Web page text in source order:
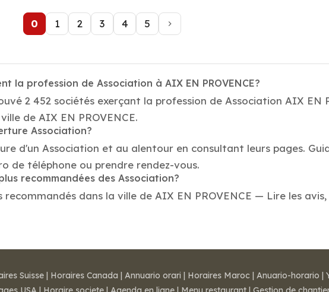
0 1 2 3 4 5
la profession de Association à AIX EN PROVENCE?
2 452 sociétés exerçant la profession de Association AIX EN
de AIX EN PROVENCE.
Association?
d'un Association et au alentour en consultant leurs pages.
de téléphone ou prendre rendez-vous.
recommandées des Association?
recommandés dans la ville de AIX EN PROVENCE — Lire les
Suisse | Horaires Canada | Annuario orari | Horaires Maroc | Anuario-horario |